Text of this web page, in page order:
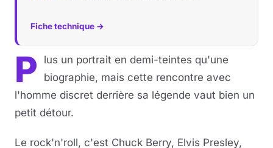
Fiche technique →
P
lus un portrait en demi-teintes qu'une
biographie, mais cette rencontre avec
l'homme discret derrière sa légende vaut bien un
petit détour.
Le rock'n'roll, c'est Chuck Berry, Elvis Presley,